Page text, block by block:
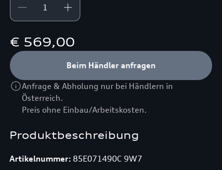
Produktbeschreibung
Artikelnummer: 85E071490C 9W7
€ 569,00
Beim Händler anfragen
Anfrage & Abholung nur bei Händlern in
Österreich.
Preis ohne Einbau/Arbeitskosten.